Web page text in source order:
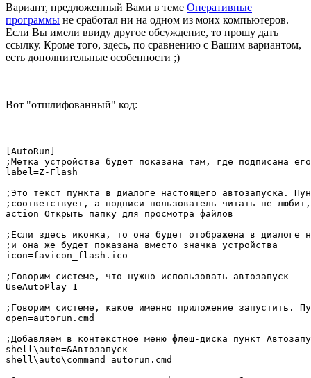
Вариант, предложенный Вами в теме Оперативные
программы не сработал ни на одном из моих компьютеров.
Если Вы имели ввиду другое обсуждение, то прошу дать
ссылку. Кроме того, здесь, по сравнению с Вашим вариантом,
есть дополнительные особенности ;)
Вот "отшлифованный" код:
[AutoRun]
;Метка устройства будет показана там, где подписана
label=Z-Flash
;Это текст пункта в диалоге настоящего автозапуска.
;соответствует, а подписи пользователь читать не
action=Открыть папку для просмотра файлов
;Если здесь иконка, то она будет отображена в диалоге
;и она же будет показана вместо значка устройства
icon=favicon_flash.ico
;Говорим системе, что нужно использовать автозапуск
UseAutoPlay=1
;Говорим системе, какое именно приложение запустить.
open=autorun.cmd
;Добавляем в контекстное меню флеш-диска пункт
shell\auto=&Автозапуск
shell\auto\command=autorun.cmd